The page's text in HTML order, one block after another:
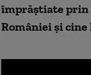
împrăştiate prin
României şi